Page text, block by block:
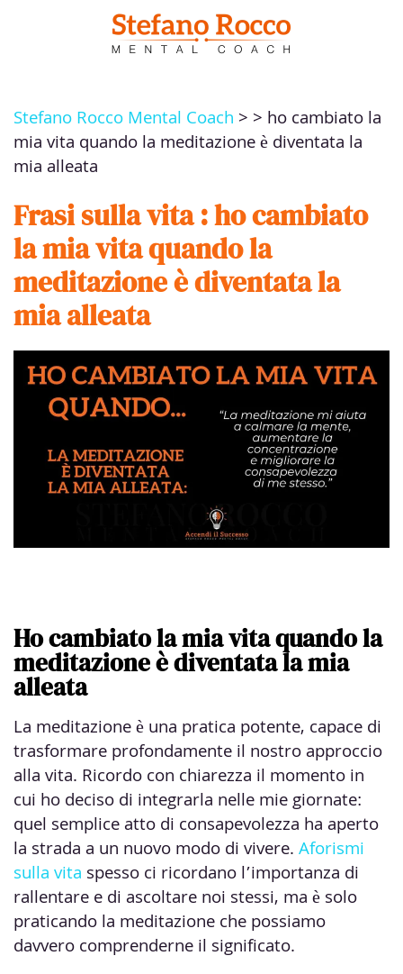
Passa al contenuto principale
Stefano Rocco Mental Coach > > ho cambiato la
mia vita quando la meditazione è diventata la
mia alleata
Frasi sulla vita : ho cambiato
la mia vita quando la
meditazione è diventata la
mia alleata
Ho cambiato la mia vita quando la
meditazione è diventata la mia
alleata
La meditazione è una pratica potente, capace di
trasformare profondamente il nostro approccio
alla vita. Ricordo con chiarezza il momento in
cui ho deciso di integrarla nelle mie giornate:
quel semplice atto di consapevolezza ha aperto
la strada a un nuovo modo di vivere.Aforismi
sulla vita spesso ci ricordano l’importanza di
rallentare e di ascoltare noi stessi, ma è solo
praticando la meditazione che possiamo
davvero comprenderne il significato.